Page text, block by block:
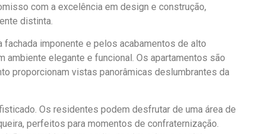
com a excelência em design e construção,
distinta.
fachada imponente e pelos acabamentos de alto
ambiente elegante e funcional. Os apartamentos são
proporcionam vistas panorâmicas deslumbrantes da
Os residentes podem desfrutar de uma área de
perfeitos para momentos de confraternização.